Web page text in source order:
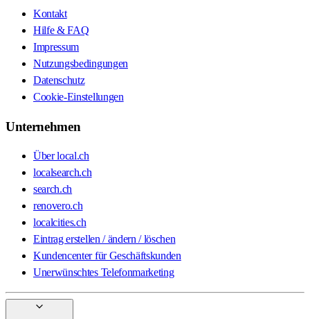
Kontakt
Hilfe & FAQ
Impressum
Nutzungsbedingungen
Datenschutz
Cookie-Einstellungen
Unternehmen
Über local.ch
localsearch.ch
search.ch
renovero.ch
localcities.ch
Eintrag erstellen / ändern / löschen
Kundencenter für Geschäftskunden
Unerwünschtes Telefonmarketing